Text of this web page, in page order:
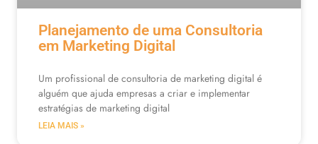
Planejamento de uma Consultoria
em Marketing Digital
Um profissional de consultoria de marketing digital é
alguém que ajuda empresas a criar e implementar
estratégias de marketing digital
LEIA MAIS »